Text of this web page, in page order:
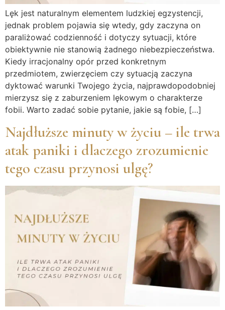
Lęk jest naturalnym elementem ludzkiej egzystencji,
jednak problem pojawia się wtedy, gdy zaczyna on
paraliżować codzienność i dotyczy sytuacji, które
obiektywnie nie stanowią żadnego niebezpieczeństwa.
Kiedy irracjonalny opór przed konkretnym
przedmiotem, zwierzęciem czy sytuacją zaczyna
dyktować warunki Twojego życia, najprawdopodobniej
mierzysz się z zaburzeniem lękowym o charakterze
fobii. Warto zadać sobie pytanie, jakie są fobie, […]
Najdłuższe minuty w życiu – ile trwa
atak paniki i dlaczego zrozumienie
tego czasu przynosi ulgę?